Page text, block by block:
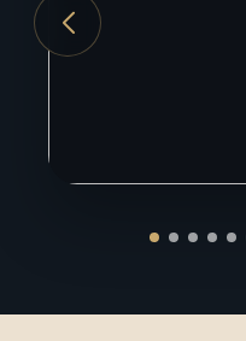
ЖД вокзал Адлер